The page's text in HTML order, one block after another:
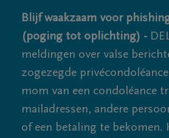
Blijf waakzaam voor
(poging tot oplichting) -
meldingen over valse
zogezegde
mom van een condoléance
mailadressen, andere
of een betaling te bekomen.